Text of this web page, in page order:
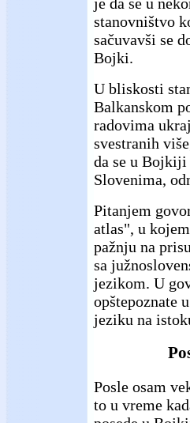
stanovništvo
sačuvavši se
Bojki.
U bliskosti
Balkanskom
radovima
svestranih
da se u
Slovenima,
Pitanjem
atlas", u
pažnju na
sa
jezikom. U
opštepoznate
jeziku na
Posle osam
to u vreme